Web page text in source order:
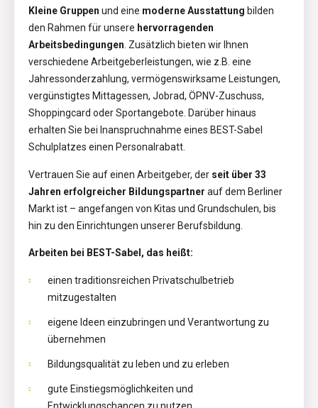
Kleine Gruppen und eine moderne Ausstattung bilden
den Rahmen für unsere hervorragenden
Arbeitsbedingungen. Zusätzlich bieten wir Ihnen
verschiedene Arbeitgeberleistungen, wie z.B. eine
Jahressonderzahlung, vermögenswirksame Leistungen,
vergünstigtes Mittagessen, Jobrad, ÖPNV-Zuschuss,
Shoppingcard oder Sportangebote. Darüber hinaus
erhalten Sie bei Inanspruchnahme eines BEST-Sabel
Schulplatzes einen Personalrabatt.
Vertrauen Sie auf einen Arbeitgeber, der seit über 33
Jahren erfolgreicher Bildungspartner auf dem Berliner
Markt ist – angefangen von Kitas und Grundschulen, bis
hin zu den Einrichtungen unserer Berufsbildung.
Arbeiten bei BEST-Sabel, das heißt:
einen traditionsreichen Privatschulbetrieb
mitzugestalten
eigene Ideen einzubringen und Verantwortung zu
übernehmen
Bildungsqualität zu leben und zu erleben
gute Einstiegsmöglichkeiten und
Entwicklungschancen zu nutzen